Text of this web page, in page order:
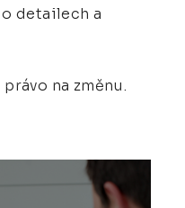
detailech a
na změnu.